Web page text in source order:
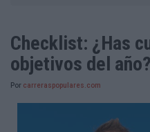
Checklist: ¿Has
objetivos del año?
Por carreraspopulares.com